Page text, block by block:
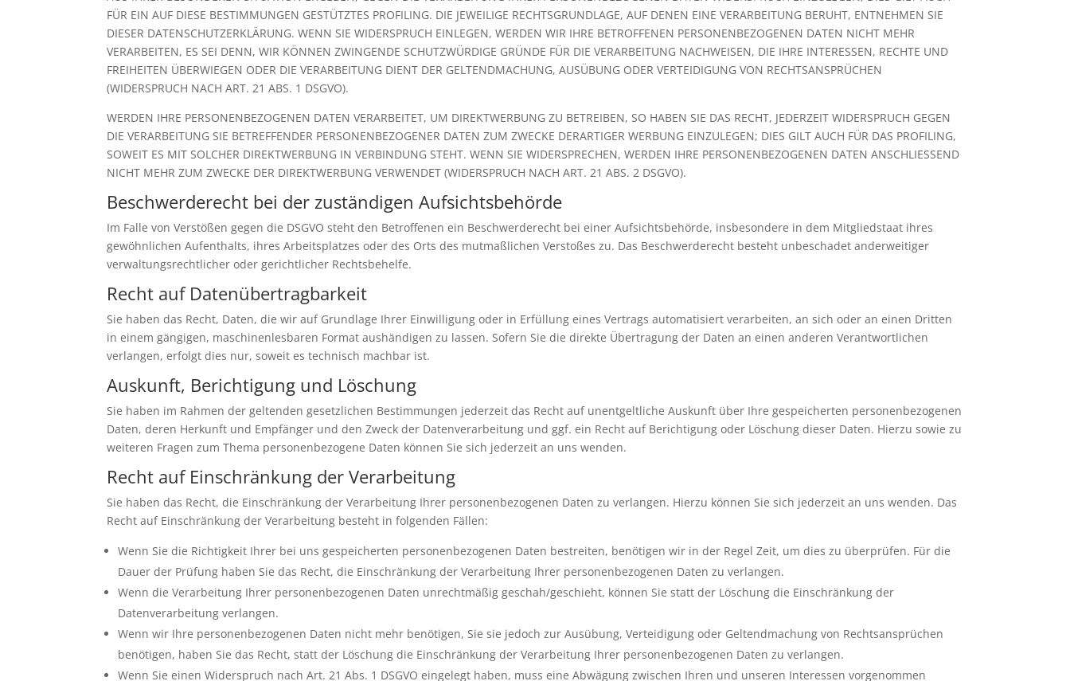
FÜR EIN AUF DIESE BESTIMMUNGEN GESTÜTZTES PROFILING. DIE JEWEILIGE RECHTSGRUNDLAGE, AUF DENEN EINE VERARBEITUNG BERUHT, ENTNEHMEN SIE
DIESER DATENSCHUTZERKLÄRUNG. WENN SIE WIDERSPRUCH EINLEGEN, WERDEN WIR IHRE BETROFFENEN PERSONENBEZOGENEN DATEN NICHT MEHR
VERARBEITEN, ES SEI DENN, WIR KÖNNEN ZWINGENDE SCHUTZWÜRDIGE GRÜNDE FÜR DIE VERARBEITUNG NACHWEISEN, DIE IHRE INTERESSEN, RECHTE UND
FREIHEITEN ÜBERWIEGEN ODER DIE VERARBEITUNG DIENT DER GELTENDMACHUNG, AUSÜBUNG ODER VERTEIDIGUNG VON RECHTSANSPRÜCHEN
(WIDERSPRUCH NACH ART. 21 ABS. 1 DSGVO).
WERDEN IHRE PERSONENBEZOGENEN DATEN VERARBEITET, UM DIREKTWERBUNG ZU BETREIBEN, SO HABEN SIE DAS RECHT, JEDERZEIT WIDERSPRUCH GEGEN
DIE VERARBEITUNG SIE BETREFFENDER PERSONENBEZOGENER DATEN ZUM ZWECKE DERARTIGER WERBUNG EINZULEGEN; DIES GILT AUCH FÜR DAS PROFILING,
SOWEIT ES MIT SOLCHER DIREKTWERBUNG IN VERBINDUNG STEHT. WENN SIE WIDERSPRECHEN, WERDEN IHRE PERSONENBEZOGENEN DATEN ANSCHLIESSEND
NICHT MEHR ZUM ZWECKE DER DIREKTWERBUNG VERWENDET (WIDERSPRUCH NACH ART. 21 ABS. 2 DSGVO).
Beschwerde­recht bei der zuständigen Aufsichts­behörde
Im Falle von Verstößen gegen die DSGVO steht den Betroffenen ein Beschwerderecht bei einer Aufsichtsbehörde, insbesondere in dem Mitgliedstaat ihres
gewöhnlichen Aufenthalts, ihres Arbeitsplatzes oder des Orts des mutmaßlichen Verstoßes zu. Das Beschwerderecht besteht unbeschadet anderweitiger
verwaltungsrechtlicher oder gerichtlicher Rechtsbehelfe.
Recht auf Daten­übertrag­barkeit
Sie haben das Recht, Daten, die wir auf Grundlage Ihrer Einwilligung oder in Erfüllung eines Vertrags automatisiert verarbeiten, an sich oder an einen Dritten
in einem gängigen, maschinenlesbaren Format aushändigen zu lassen. Sofern Sie die direkte Übertragung der Daten an einen anderen Verantwortlichen
verlangen, erfolgt dies nur, soweit es technisch machbar ist.
Auskunft, Berichtigung und Löschung
Sie haben im Rahmen der geltenden gesetzlichen Bestimmungen jederzeit das Recht auf unentgeltliche Auskunft über Ihre gespeicherten personenbezogenen
Daten, deren Herkunft und Empfänger und den Zweck der Datenverarbeitung und ggf. ein Recht auf Berichtigung oder Löschung dieser Daten. Hierzu sowie zu
weiteren Fragen zum Thema personenbezogene Daten können Sie sich jederzeit an uns wenden.
Recht auf Einschränkung der Verarbeitung
Sie haben das Recht, die Einschränkung der Verarbeitung Ihrer personenbezogenen Daten zu verlangen. Hierzu können Sie sich jederzeit an uns wenden. Das
Recht auf Einschränkung der Verarbeitung besteht in folgenden Fällen:
Wenn Sie die Richtigkeit Ihrer bei uns gespeicherten personenbezogenen Daten bestreiten, benötigen wir in der Regel Zeit, um dies zu überprüfen. Für die
Dauer der Prüfung haben Sie das Recht, die Einschränkung der Verarbeitung Ihrer personenbezogenen Daten zu verlangen.
Wenn die Verarbeitung Ihrer personenbezogenen Daten unrechtmäßig geschah/geschieht, können Sie statt der Löschung die Einschränkung der
Datenverarbeitung verlangen.
Wenn wir Ihre personenbezogenen Daten nicht mehr benötigen, Sie sie jedoch zur Ausübung, Verteidigung oder Geltendmachung von Rechtsansprüchen
benötigen, haben Sie das Recht, statt der Löschung die Einschränkung der Verarbeitung Ihrer personenbezogenen Daten zu verlangen.
Wenn Sie einen Widerspruch nach Art. 21 Abs. 1 DSGVO eingelegt haben, muss eine Abwägung zwischen Ihren und unseren Interessen vorgenommen